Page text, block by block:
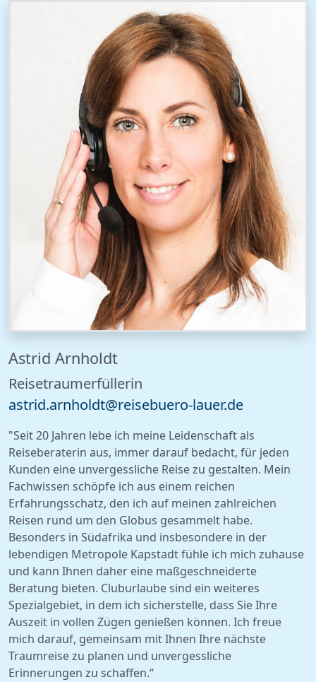
Astrid Arnholdt
Reisetraumerfüllerin
astrid.arnholdt@reisebuero-lauer.de
"Seit 20 Jahren lebe ich meine Leidenschaft als
Reiseberaterin aus, immer darauf bedacht, für jeden
Kunden eine unvergessliche Reise zu gestalten. Mein
Fachwissen schöpfe ich aus einem reichen
Erfahrungsschatz, den ich auf meinen zahlreichen
Reisen rund um den Globus gesammelt habe.
Besonders in Südafrika und insbesondere in der
lebendigen Metropole Kapstadt fühle ich mich zuhause
und kann Ihnen daher eine maßgeschneiderte
Beratung bieten. Cluburlaube sind ein weiteres
Spezialgebiet, in dem ich sicherstelle, dass Sie Ihre
Auszeit in vollen Zügen genießen können. Ich freue
mich darauf, gemeinsam mit Ihnen Ihre nächste
Traumreise zu planen und unvergessliche
Erinnerungen zu schaffen.“